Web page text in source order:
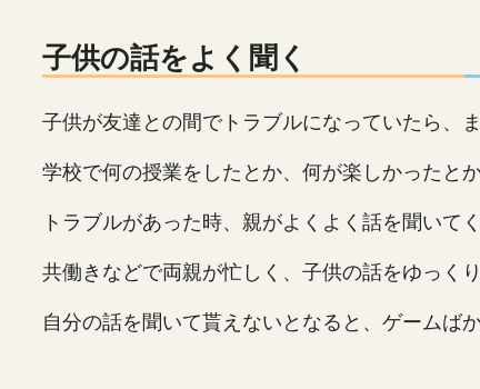
子供の話をよく聞く
子供が友達との間でトラブルになっていたら、
学校で何の授業をしたとか、何が楽しかったと
トラブルがあった時、親がよくよく話を聞いて
共働きなどで両親が忙しく、子供の話をゆっく
自分の話を聞いて貰えないとなると、ゲームば